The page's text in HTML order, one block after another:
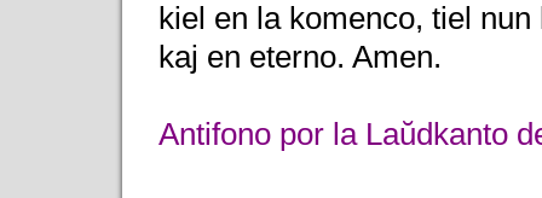
kiel en la komenco, tiel
kaj en eterno. Amen.
Antifono por la Laŭdkanto